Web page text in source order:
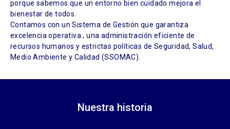
porque sabemos que un entorno bien cuidado mejora el
bienestar de todos.
Contamos con un Sistema de Gestión que garantiza
excelencia operativa , una administración eficiente de
recursos humanos y estrictas políticas de Seguridad, Salud,
Medio Ambiente y Calidad (SSOMAC).
Nuestra historia